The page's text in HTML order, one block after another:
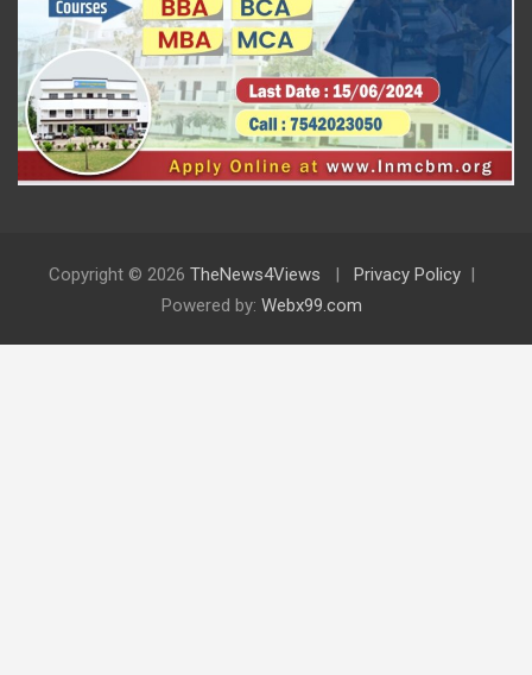
Copyright © 2026 TheNews4Views
Privacy Policy
Powered by: Webx99.com